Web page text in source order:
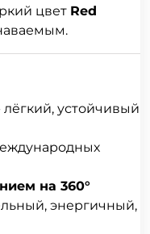
цвет Red
лёгкий, устойчивый
на 360°
энергичный,